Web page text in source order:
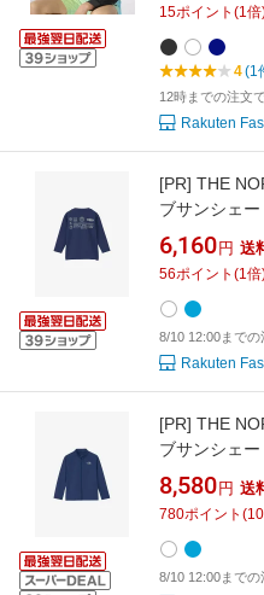
15ポイント (1倍
4(1
12時までの注文
Rakuten
[PR] THE
ブサンシェ
ース・フェ
ガード ホワ
6,160 円 送
56ポイント (1倍
8/10 12:00まで
Rakuten
[PR] THE
ブサンシェ
ザ・ノース・
ッシュガー
8,580 円 送
780ポイント (10
8/10 12:00まで